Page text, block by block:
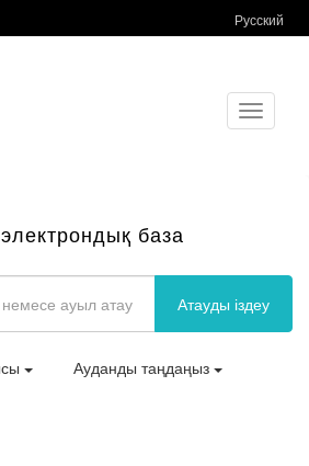
Русский
Toggle
база
Атауды іздеу
Ауданды таңдаңыз